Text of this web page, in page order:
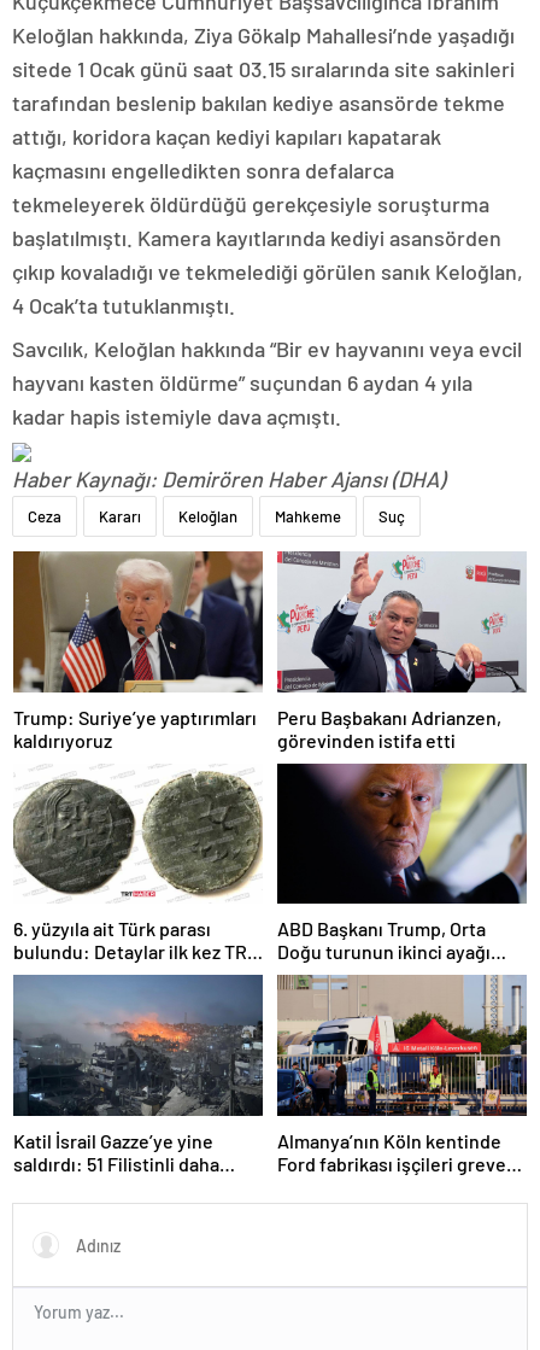
Keloğlan hakkında, Ziya Gökalp Mahallesi’nde yaşadığı
sitede 1 Ocak günü saat 03.15 sıralarında site sakinleri
tarafından beslenip bakılan kediye asansörde tekme
attığı, koridora kaçan kediyi kapıları kapatarak
kaçmasını engelledikten sonra defalarca
tekmeleyerek öldürdüğü gerekçesiyle soruşturma
başlatılmıştı. Kamera kayıtlarında kediyi asansörden
çıkıp kovaladığı ve tekmelediği görülen sanık Keloğlan,
4 Ocak’ta tutuklanmıştı.
Savcılık, Keloğlan hakkında “Bir ev hayvanını veya evcil
hayvanı kasten öldürme” suçundan 6 aydan 4 yıla
kadar hapis istemiyle dava açmıştı.
Haber Kaynağı: Demirören Haber Ajansı (DHA)
Ceza Kararı Keloğlan Mahkeme Suç
Trump: Suriye’ye yaptırımları
kaldırıyoruz
Peru Başbakanı Adrianzen,
görevinden istifa etti
6. yüzyıla ait Türk parası
bulundu: Detaylar ilk kez TRT
Haber’de
ABD Başkanı Trump, Orta
Doğu turunun ikinci ayağı
Katar’da
Katil İsrail Gazze’ye yine
saldırdı: 51 Filistinli daha
Almanya’nın Köln kentinde
Ford fabrikası işçileri greve